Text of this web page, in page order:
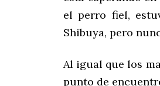
el perro fiel,
Shibuya, pero
Al igual que los
punto de